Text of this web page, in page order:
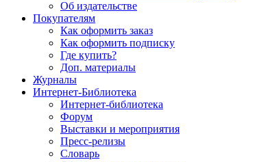
Об издательстве
Покупателям
Как оформить заказ
Как оформить подписку
Где купить?
Доп. материалы
Журналы
Интернет-Библиотека
Интернет-библиотека
Форум
Выставки и мероприятия
Пресс-релизы
Словарь